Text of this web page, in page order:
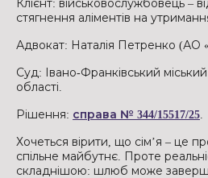
Клієнт: військовослужбовець –
стягнення аліментів на
Адвокат: Наталія Петренко (АО
Суд: Івано-Франківський
області.
Рішення: справа № 344/15517/25.
Хочеться вірити, що сім’я – це
спільне майбутнє. Проте
складнішою: шлюб може